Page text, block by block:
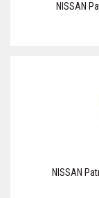
NISSAN
NISSAN